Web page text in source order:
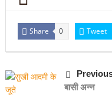
Share 0 Tweet
बासी अन्न